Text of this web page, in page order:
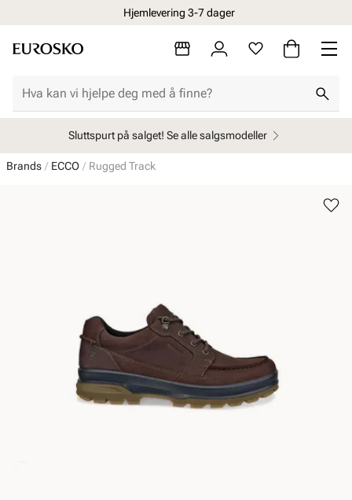
Hjemlevering 3-7 dager
Sluttspurt på salget! Se alle salgsmodeller
Brands ECCO Rugged Track